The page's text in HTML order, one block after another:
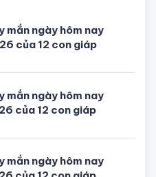
của 12 con giáp
của 12 con giáp